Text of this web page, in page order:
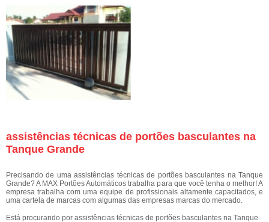
assistências técnicas de portões basculantes na
Tanque Grande
Precisando de uma assistências técnicas de portões basculantes na Tanque
Grande? A MAX Portões Automáticos trabalha para que você tenha o melhor! A
empresa trabalha com uma equipe de profissionais altamente capacitados, e
uma cartela de marcas com algumas das empresas marcas do mercado.
Está procurando por assistências técnicas de portões basculantes na Tanque